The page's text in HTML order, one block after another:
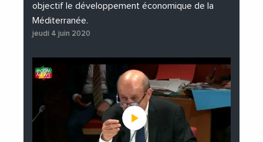
objectif le développement économique de la
Méditerranée.
jeudi 4 juin 2020